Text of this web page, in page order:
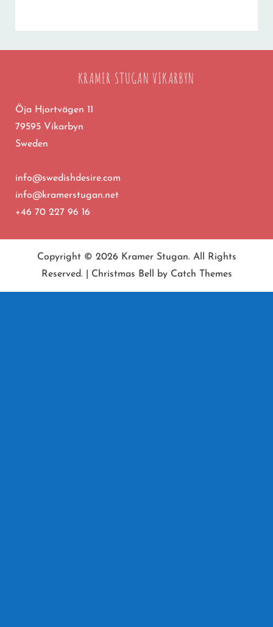
KRAMER STUGAN VIKARBYN
Öja Hjortvägen 11
79595 Vikarbyn
Sweden
info@swedishdesire.com
info@kramerstugan.net
+46 70 227 96 16
Copyright © 2026 Kramer Stugan. All Rights
Reserved. | Christmas Bell by Catch Themes